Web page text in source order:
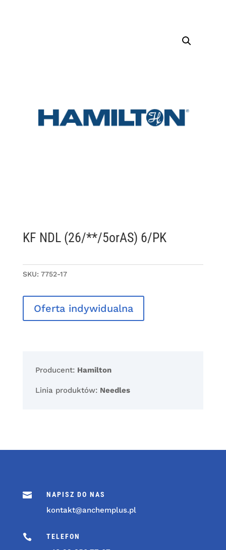
KF NDL (26/**/5orAS) 6/PK
SKU: 7752-17
Oferta indywidualna
Producent: Hamilton
Linia produktów: Needles
 NAPISZ DO NAS
kontakt@anchemplus.pl
 TELEFON